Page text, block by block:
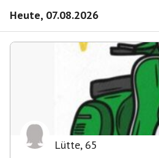
Heute, 07.08.2026
Lütte, 65